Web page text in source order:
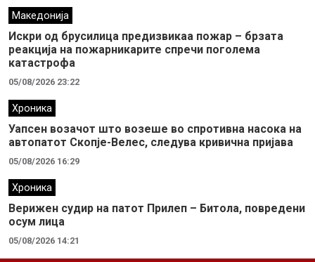
Македонија
Искри од брусилица предизвикаа пожар – брзата
реакција на пожарникарите спречи поголема
катастрофа
05/08/2026 23:22
Хроника
Уапсен возачот што возеше во спротивна насока на
автопатот Скопје-Велес, следува кривична пријава
05/08/2026 16:29
Хроника
Верижен судир на патот Прилеп – Битола, повредени
осум лица
05/08/2026 14:21